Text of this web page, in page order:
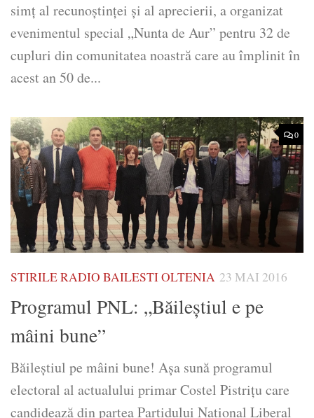
simț al recunoștinței și al aprecierii, a organizat
evenimentul special „Nunta de Aur” pentru 32 de
cupluri din comunitatea noastră care au împlinit în
acest an 50 de...
0
STIRILE RADIO BAILESTI OLTENIA 23 MAI 2016
Programul PNL: „Băileștiul e pe
mâini bune”
Băileştiul pe mâini bune! Aşa sună programul
electoral al actualului primar Costel Pistriţu care
candidează din partea Partidului Naţional Liberal